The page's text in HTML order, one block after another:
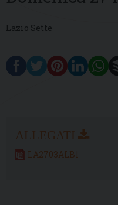
Lazio Sette
LA2703ALB1